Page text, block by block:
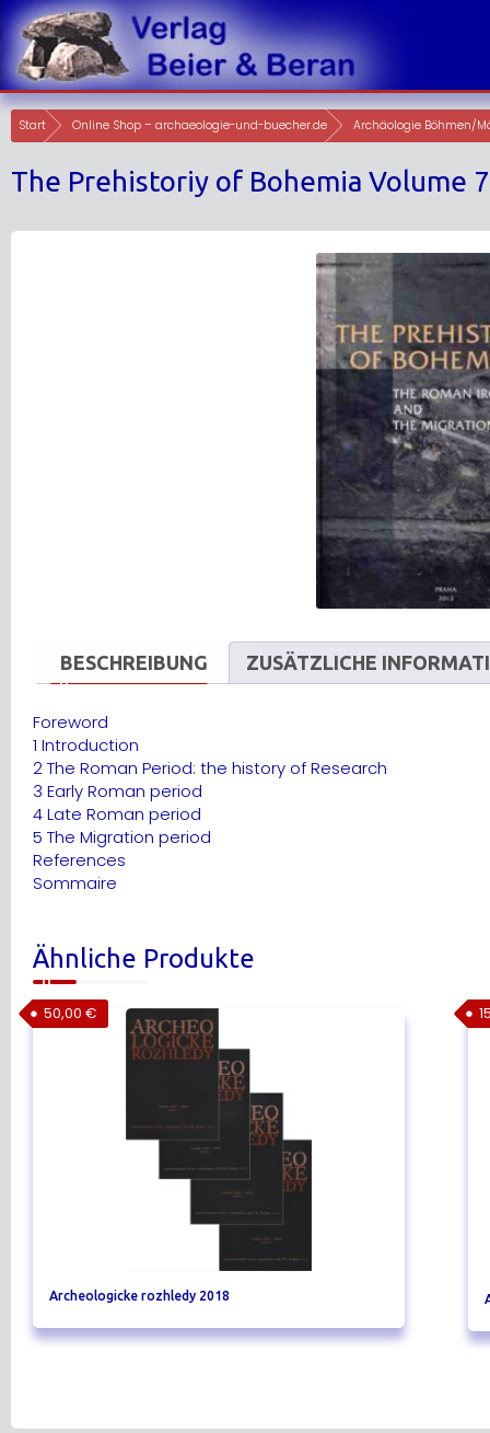
Skip
to
content
Start Online Shop – archaeologie-und-buecher.de Archäologie Böhmen/
The Prehistoriy of Bohemia Volume
BESCHREIBUNG ZUSÄTZLICHE
Foreword
1 Introduction
2 The Roman Period: the history of Research
3 Early Roman period
4 Late Roman period
5 The Migration period
References
Sommaire
Ähnliche Produkte
Archeologicke rozhledy 2018
50,00 €